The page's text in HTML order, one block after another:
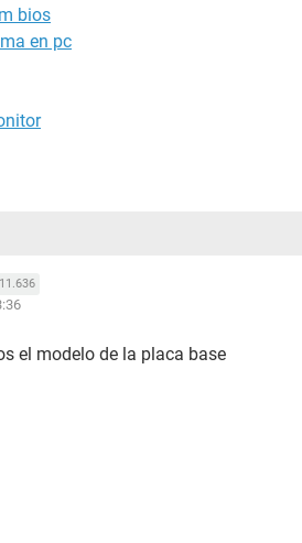
bios
en pc
11.636
el modelo de la placa base